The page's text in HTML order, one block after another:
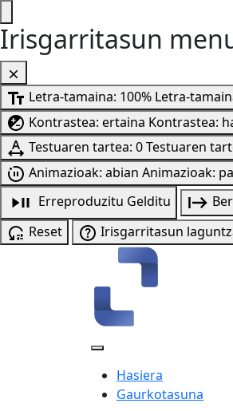
Irisgarritasun
Letra-tamaina: 100% Letra-
Kontrastea: ertaina Kontrastea:
Testuaren tartea: 0Testuaren
Animazioak: abian Animazioak:
Erreproduzitu Gelditu
Reset
Irisgarritasun
Hasiera
Gaurkotasuna